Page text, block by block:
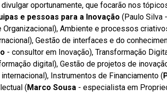
divulgar oportunamente, que focarão nos
e pessoas para a Inovação (Paulo Silva
Organizacional), Ambiente e processos
Gestão de interfaces e do
- consultor em Inovação), Transformação
digital), Gestão de projetos de
Instrumentos de Financiamento (
(Marco Sousa - especialista em